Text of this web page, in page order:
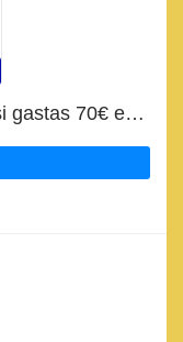
Consigue un 6€ de descuento si gastas 70€ en Toysrus